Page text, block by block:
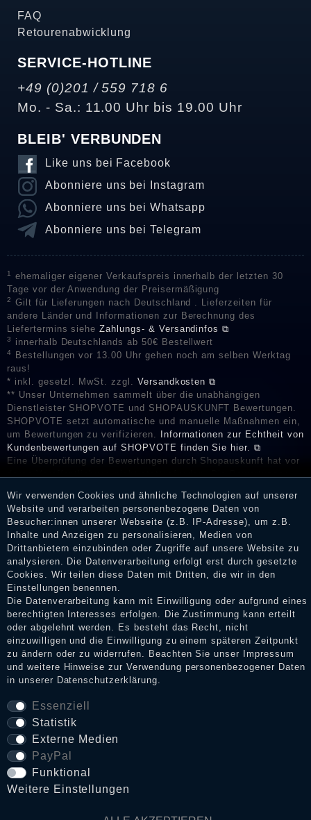
FAQ
Retourenabwicklung
SERVICE-HOTLINE
+49 (0)201 / 559 718 6
Mo. - Sa.: 11.00 Uhr bis 19.00 Uhr
BLEIB' VERBUNDEN
Like uns bei Facebook
Abonniere uns bei Instagram
Abonniere uns bei Whatsapp
Abonniere uns bei Telegram
1
ehemaliger eigener Verkaufspreis innerhalb der letzten 30
Tage vor der Anwendung der Preisermäßigung
2
Gilt für Lieferungen nach Deutschland . Lieferzeiten für
andere Länder und Informationen zur Berechnung des
Liefertermins sieheZahlungs- & Versandinfos ⧉
3 innerhalb Deutschlands ab 50€ Bestellwert
4
Bestellungen vor 13.00 Uhr gehen noch am selben Werktag
raus!
* inkl. gesetzl. MwSt. zzgl. Versandkosten ⧉
** Unser Unternehmen sammelt über die unabhängigen
Dienstleister SHOPVOTE und SHOPAUSKUNFT Bewertungen.
SHOPVOTE setzt automatische und manuelle Maßnahmen ein,
um Bewertungen zu verifizieren.
Informationen zur Echtheit von
Kundenbewertungen auf SHOPVOTE finden Sie hier. ⧉
Eine Überprüfung der Bewertungen durch Shopauskunft hat vor
Dienstleistungen gar nicht erworben oder genutzt haben. Nach
Erhalt einer Benachrichtigungs-E-Mail können Händler die
Bewertungen verifizieren und über die erfolgte Verifizierung im
Shop informieren.
Impressum
Daten­schutz­erklärung
Widerrufs­recht
VERTRAG WIDERRUFEN
Wir verwenden Cookies und ähnliche Technologien auf unserer
Website und verarbeiten personenbezogene Daten von
Besucher:innen unserer Webseite (z.B. IP-Adresse), um z.B.
Inhalte und Anzeigen zu personalisieren, Medien von
Drittanbietern einzubinden oder Zugriffe auf unsere Website zu
analysieren. Die Datenverarbeitung erfolgt erst durch gesetzte
Cookies. Wir teilen diese Daten mit Dritten, die wir in den
Einstellungen benennen.
Die Datenverarbeitung kann mit Einwilligung oder aufgrund eines
berechtigten Interesses erfolgen. Die Zustimmung kann erteilt
oder abgelehnt werden. Es besteht das Recht, nicht
einzuwilligen und die Einwilligung zu einem späteren Zeitpunkt
zu ändern oder zu widerrufen. Beachten Sie unser
Impressum
und weitere Hinweise zur Verwendung personenbezogener Daten
in unserer Daten­schutz­erklärung.
Essenziell
Statistik
Externe Medien
PayPal
Funktional
Weitere Einstellungen